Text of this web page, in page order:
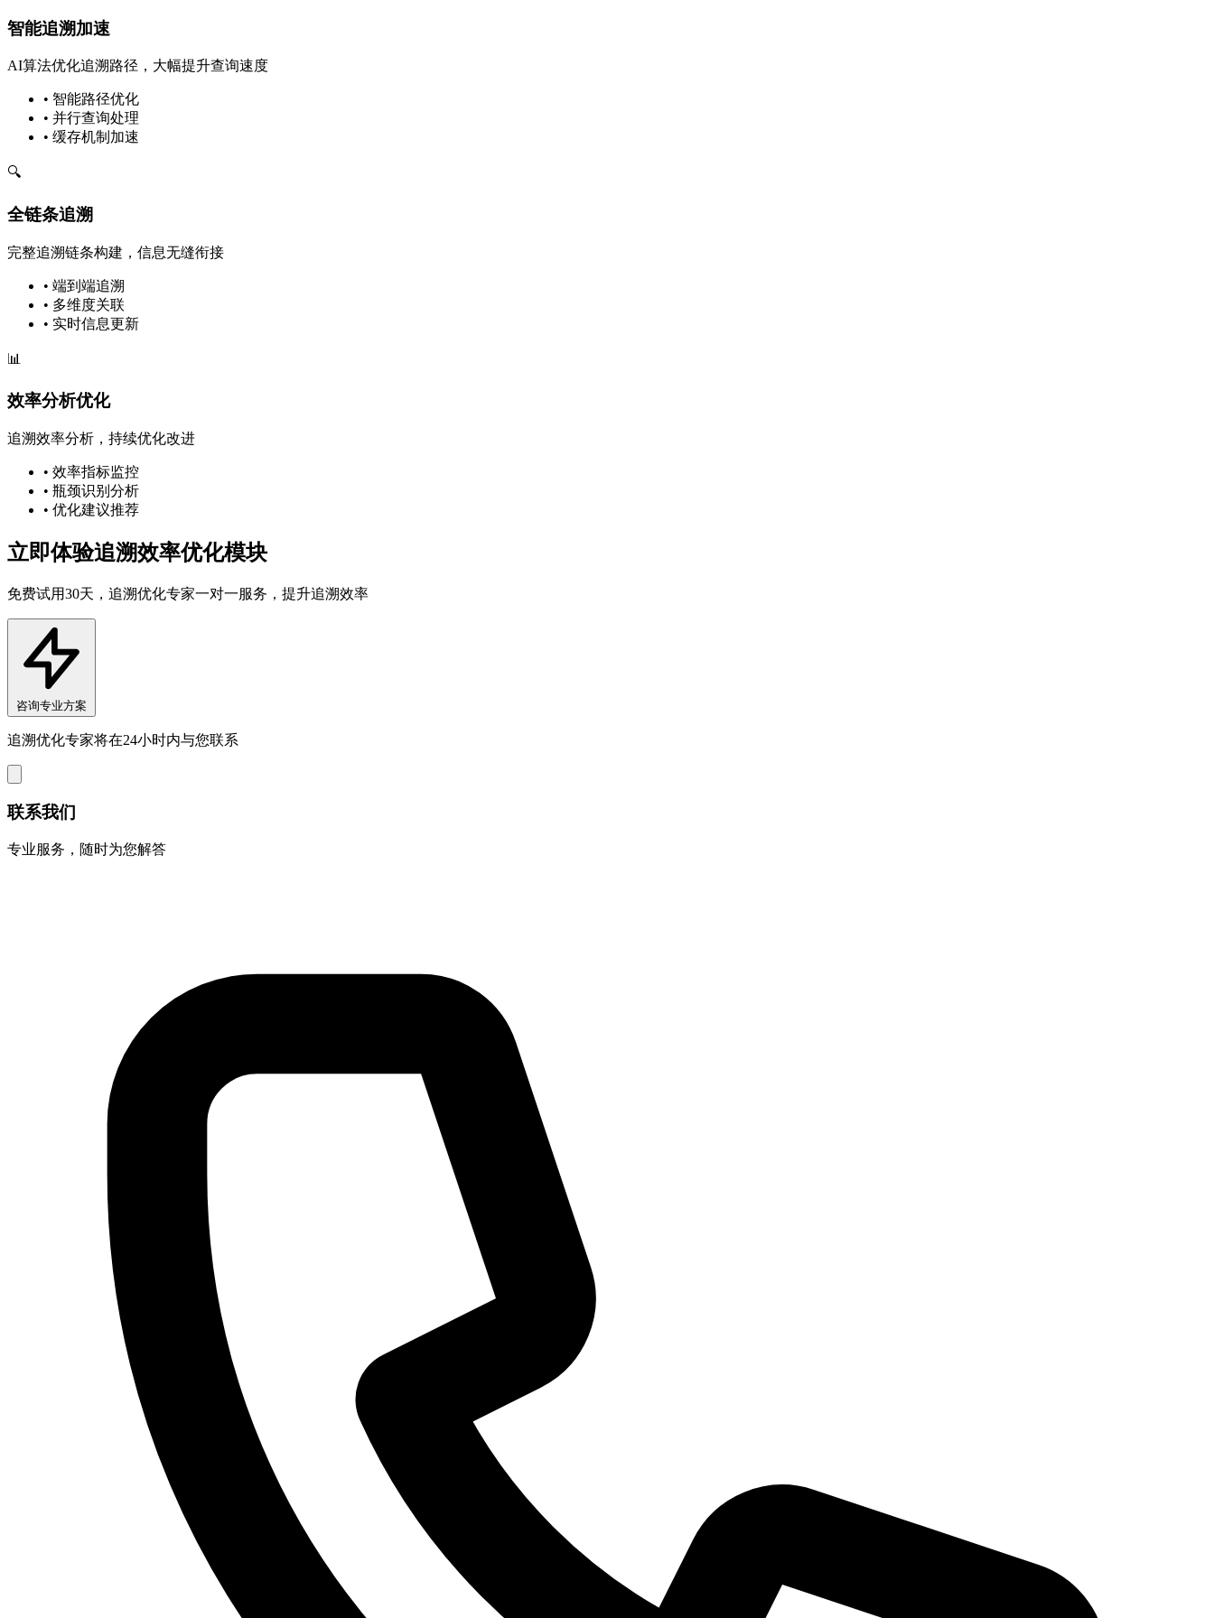
智能追溯加速
AI算法优化追溯路径，大幅提升查询速度
• 智能路径优化
• 并行查询处理
• 缓存机制加速
🔍
全链条追溯
完整追溯链条构建，信息无缝衔接
• 端到端追溯
• 多维度关联
• 实时信息更新
📊
效率分析优化
追溯效率分析，持续优化改进
• 效率指标监控
• 瓶颈识别分析
• 优化建议推荐
立即体验追溯效率优化模块
免费试用30天，追溯优化专家一对一服务，提升追溯效率
咨询专业方案
追溯优化专家将在24小时内与您联系
联系我们
专业服务，随时为您解答